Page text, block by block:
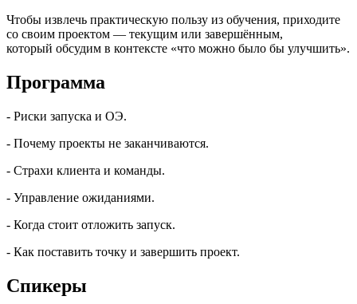
Чтобы извлечь практическую пользу из обучения, приходите
со своим проектом — текущим или завершённым,
который обсудим в контексте «что можно было бы улучшить».
Программа
- Риски запуска и ОЭ.
- Почему проекты не заканчиваются.
- Страхи клиента и команды.
- Управление ожиданиями.
- Когда стоит отложить запуск.
- Как поставить точку и завершить проект.
Спикеры